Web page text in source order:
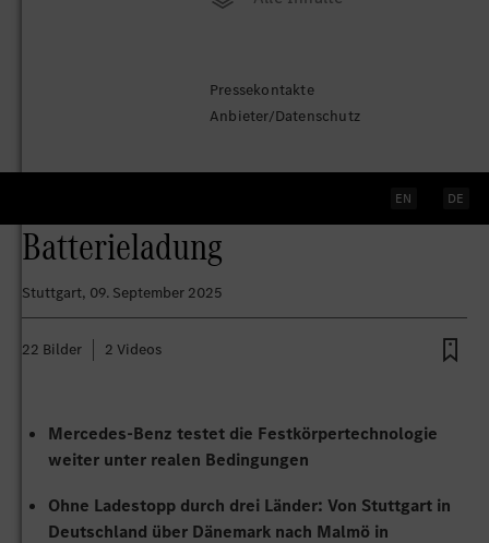
Pressekontakte
Anbieter/Datenschutz
EN DE
Langstrecken-Test erfolgreich
bestanden: EQS mit
Festkörperbatterie meistert
Batterieladung
Stuttgart, 09. September 2025
22 Bilder 2 Videos
Mercedes-Benz testet die Festkörpertechnologie
weiter unter realen Bedingungen
Ohne Ladestopp durch drei Länder: Von Stuttgart in
Deutschland über Dänemark nach Malmö in